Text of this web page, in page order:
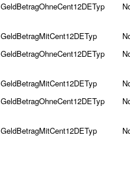
GeldBetragOhneCent12DETyp
GeldBetragMitCent12DETyp
GeldBetragOhneCent12DETyp
GeldBetragMitCent12DETyp
GeldBetragOhneCent12DETyp
GeldBetragMitCent12DETyp